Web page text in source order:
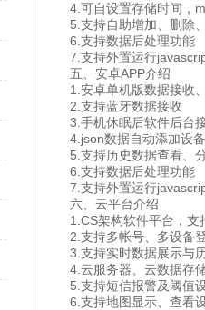
4.可自设置存储时间，
5.支持自助增加、删除
6.支持数据后处理功能
7.支持外置运行
五、安卓APP介绍
1.安卓单机版数据接收
2.支持蓝牙数据接收
3.手机休眠后软件后台
4.json数据自动添加设
5.支持历史数据查看、
6.支持数据后处理功能
7.支持外置运行
六、云平台介绍
1.CS架构软件平台，
2.支持多帐号、多设备
3.支持实时数据展示与
4.云服务器、云数据存
5.支持短信报警及阈值
6.支持地图显示、查看